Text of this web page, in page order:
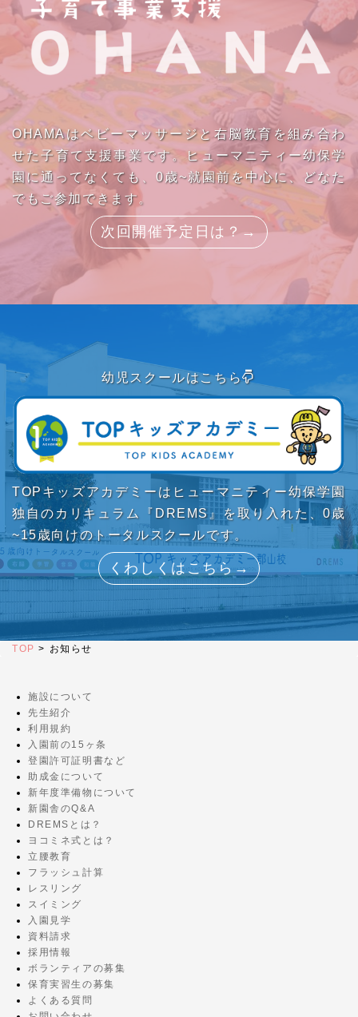
OHAMAはベビーマッサージと右脳教育を組み合わ
せた子育て支援事業です。ヒューマニティー幼保学
園に通ってなくても、0歳~就園前を中心に、どなた
でもご参加できます。
次回開催予定日は？→
幼児スクールはこちら
TOPキッズアカデミーはヒューマニティー幼保学園
独自のカリキュラム『DREMS』を取り入れた、0歳
~15歳向けのトータルスクールです。
くわしくはこちら→
TOP > お知らせ
施設について
先生紹介
利用規約
入園前の15ヶ条
登園許可証明書など
助成金について
新年度準備物について
新園舎のQ&A
DREMSとは？
ヨコミネ式とは？
立腰教育
フラッシュ計算
レスリング
スイミング
入園見学
資料請求
採用情報
ボランティアの募集
保育実習生の募集
よくある質問